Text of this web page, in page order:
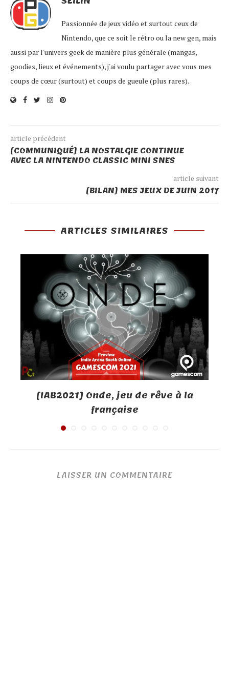
Passionnée de jeux vidéo et surtout ceux de
Nintendo, que ce soit le rétro ou la new gen, mais
aussi par l'univers geek de manière plus générale (mangas,
goodies, lieux et événements), j'ai voulu partager avec vous mes
coups de cœur (surtout) et coups de gueule (plus rares).
article précédent
[COMMUNIQUÉ] LA NOSTALGIE CONTINUE
AVEC LA NINTENDO CLASSIC MINI SNES
article suivant
[BILAN] MES JEUX DE JUIN 2017
ARTICLES SIMILAIRES
[IAB2021] Onde, jeu de rêve à la
française
LAISSER UN COMMENTAIRE